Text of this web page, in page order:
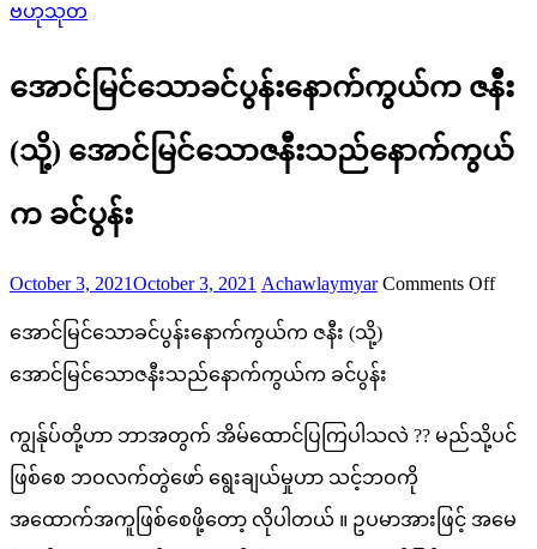
ဗဟုသုတ
အောင်မြင်သောခင်ပွန်းနောက်ကွယ်က ဇနီး
(သို့) အောင်မြင်သောဇနီးသည်နောက်ကွယ်
က ခင်ပွန်း
Posted
October 3, 2021October 3, 2021 Author
Achawlaymyar Comments Offon
နေ
ဇနီး
အောင်မြင်သောခင်ပွန်းနောက်ကွယ်က ဇနီး (သို့)
အောင်မြင်သောဇနီးသည်နောက်ကွယ်က ခင်ပွန်း
ကျွန်ုပ်တို့ဟာ ဘာအတွက် အိမ်ထောင်ပြကြပါသလဲ ?? မည်သို့ပင်
ဖြစ်စေ ဘဝလက်တွဲဖော် ရွေးချယ်မှုဟာ သင့်ဘဝကို
အထောက်အကူဖြစ်စေဖို့တော့ လိုပါတယ် ။ ဥပမာအားဖြင့် အမေ